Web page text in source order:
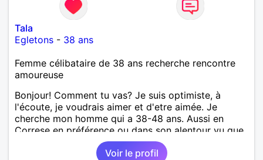
Tala
Egletons - 38 ans
Femme célibataire de 38 ans recherche rencontre
amoureuse
Bonjour! Comment tu vas? Je suis optimiste, à
l'écoute, je voudrais aimer et d'etre aimée. Je
cherche mon homme qui a 38-48 ans. Aussi en
Correse en préférence ou dans son alentour vu que
je travaille en CDI et je ne peux pas souvent
voyager loin. Merci. Bon chance à tout le monde.
Voir le profil